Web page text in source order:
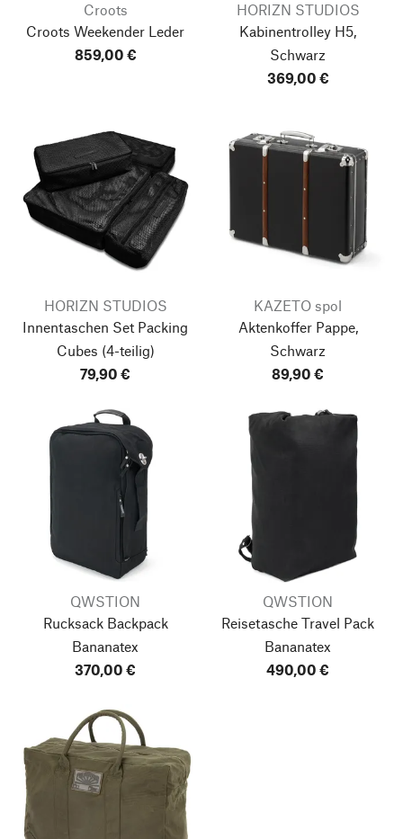
Croots
Croots Weekender Leder
859,00 €
HORIZN STUDIOS
Kabinentrolley H5,
Schwarz
369,00 €
HORIZN STUDIOS
Innentaschen Set Packing
Cubes (4-teilig)
79,90 €
KAZETO spol
Aktenkoffer Pappe,
Schwarz
89,90 €
QWSTION
Rucksack Backpack
Bananatex
370,00 €
QWSTION
Reisetasche Travel Pack
Bananatex
490,00 €